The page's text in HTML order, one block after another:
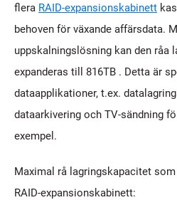
flera RAID-expansionskabinett
behoven för växande affärsdata.
uppskalningslösning kan den råa
expanderas till 816TB . Detta är
dataapplikationer, t.ex.
dataarkivering och TV-sändning
exempel.
Maximal rå lagringskapacitet
RAID-expansionskabinett: